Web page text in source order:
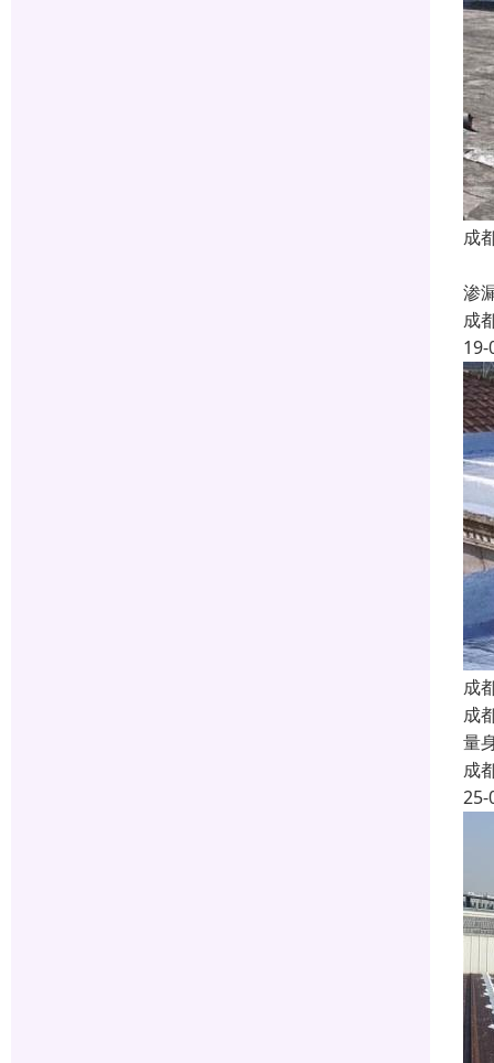
成
渗
成
19-
成
成
量
成
25-